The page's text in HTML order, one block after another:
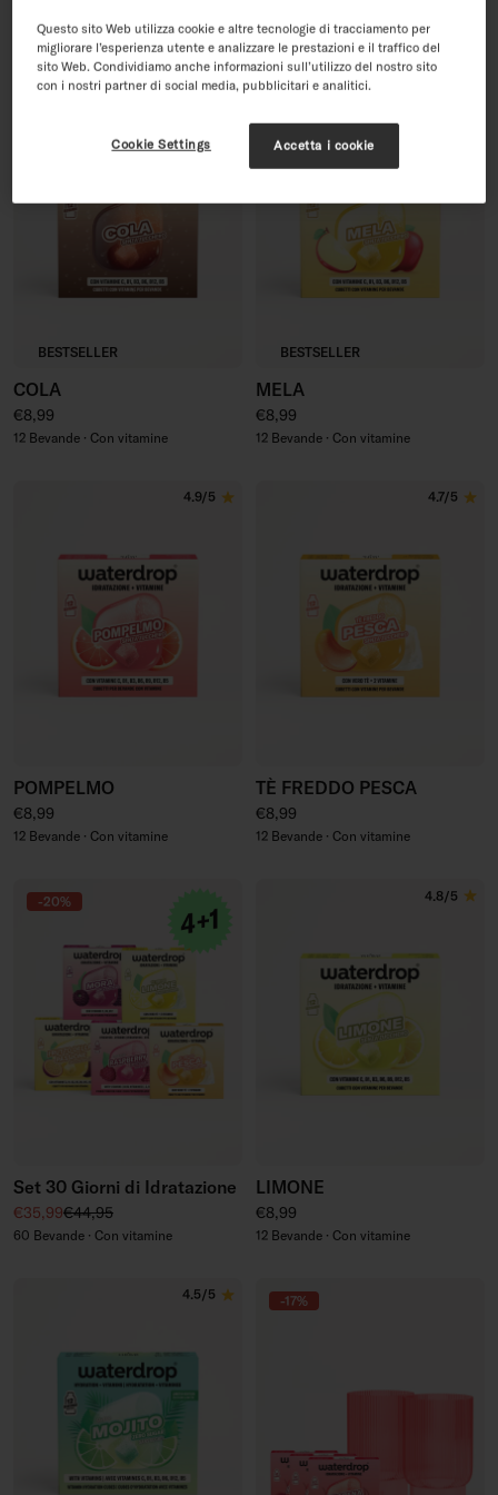
48 Bevande · Con vitamine 12 Bevande - Con vitamine
BESTSELLER
COLA
Prezzo regolare
€8,99
12 Bevande · Con vitamine
BESTSELLER
MELA
Prezzo regolare
€8,99
12 Bevande · Con vitamine
4.9/5
POMPELMO
Prezzo regolare
€8,99
12 Bevande · Con vitamine
4.7/5
TÈ FREDDO PESCA
Prezzo regolare
€8,99
12 Bevande · Con vitamine
-20%
Set 30 Giorni di Idratazione
Prezzo di vendita
€35,99Prezzo regolare
€44,95
60 Bevande · Con vitamine
4.8/5
LIMONE
Prezzo regolare
€8,99
12 Bevande · Con vitamine
4.5/5 -17%
Questo sito Web utilizza cookie e altre tecnologie di tracciamento per
migliorare l’esperienza utente e analizzare le prestazioni e il traffico del
sito Web. Condividiamo anche informazioni sull’utilizzo del nostro sito
con i nostri partner di social media, pubblicitari e analitici.
Accetta i cookie
Cookie Settings